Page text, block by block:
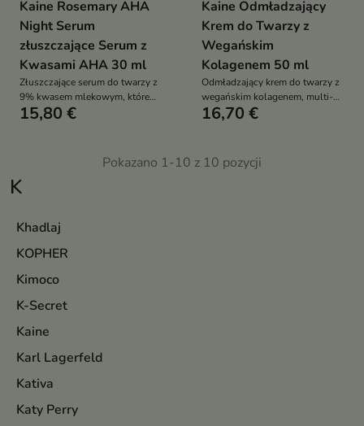
K
Khadlaj
KOPHER
Kimoco
K-Secret
Kaine
Karl Lagerfeld
Kativa
Katy Perry
Kaine Rosemary AHA
Night Serum
złuszczające Serum z
Kwasami AHA 30 ml
Złuszczające serum do twarzy z
9% kwasem mlekowym, które
oczyszcza pory, wygładza skórę
15,80 €
Kaine Odmładzający
Krem do Twarzy z
Wegańskim
Kolagenem 50 ml
Odmładzający krem do twarzy z
wegańskim kolagenem, multi-
HA, beta-glukanem i
wzmacnia barierę skóry
16,70 €
Pokazano 1-10 z 10 pozycji